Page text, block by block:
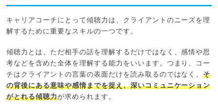
キャリアコーチにとって傾聴力は、クライアントのニーズを理
解するために重要なスキルの一つです。
傾聴力とは、ただ相手の話を理解するだけではなく、感情や思
考などを含めた全体を理解する能力をいいます。つまり、コー
チはクライアントの言葉の表面だけを読み取るのではなく、そ
の背後にある意味や感情までを捉え、深いコミュニケーション
がとれる傾聴力が求められます。